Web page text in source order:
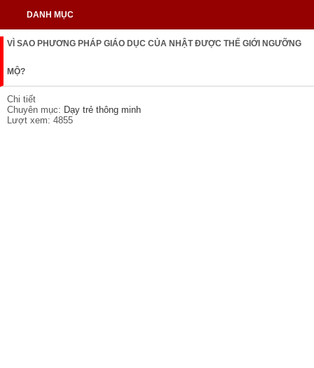
DANH MỤC
VÌ SAO PHƯƠNG PHÁP GIÁO DỤC CỦA NHẬT ĐƯỢC THẾ GIỚI NGƯỠNG
MỘ?
Chi tiết
Chuyên mục: Dạy trẻ thông minh
Lượt xem: 4855